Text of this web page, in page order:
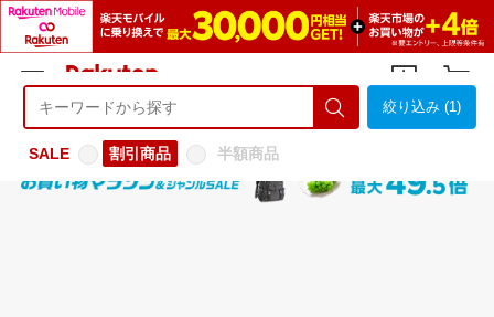
ようこそ 楽天市場へ ログイン
絞り込み (1)
SALE 割引商品 半額商品